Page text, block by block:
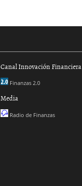
Canal Innovación Financiera
Finanzas 2.0
Media
Radio de Finanzas